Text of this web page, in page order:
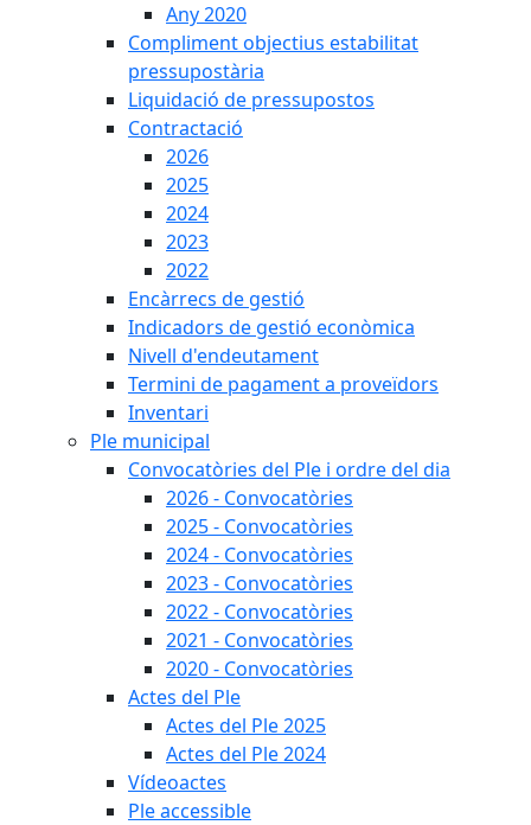
Any 2020
Compliment objectius estabilitat
pressupostària
Liquidació de pressupostos
Contractació
2026
2025
2024
2023
2022
Encàrrecs de gestió
Indicadors de gestió econòmica
Nivell d'endeutament
Termini de pagament a proveïdors
Inventari
Ple municipal
Convocatòries del Ple i ordre del dia
2026 - Convocatòries
2025 - Convocatòries
2024 - Convocatòries
2023 - Convocatòries
2022 - Convocatòries
2021 - Convocatòries
2020 - Convocatòries
Actes del Ple
Actes del Ple 2025
Actes del Ple 2024
Vídeoactes
Ple accessible